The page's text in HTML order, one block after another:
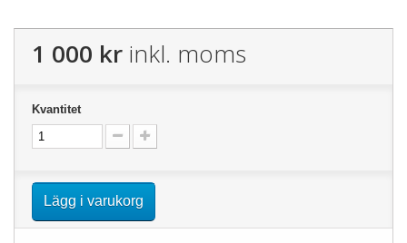
1 000 kr inkl. moms
Kvantitet
Lägg i varukorg